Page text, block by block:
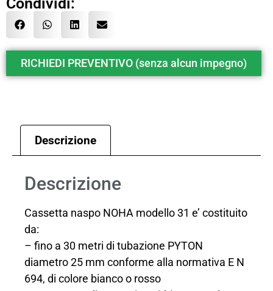
RICHIEDI PREVENTIVO (senza alcun impegno)
Descrizione
Descrizione
Cassetta naspo NOHA modello 31 e’ costituito
da:
– fino a 30 metri di tubazione PYTON
diametro 25 mm conforme alla normativa E N
694, di colore bianco o rosso